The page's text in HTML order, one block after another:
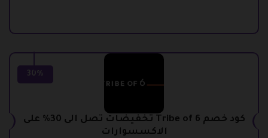
30%
كود خصم Tribe of 6 تخفيضات تصل الى 30% على
الاكسسوارات